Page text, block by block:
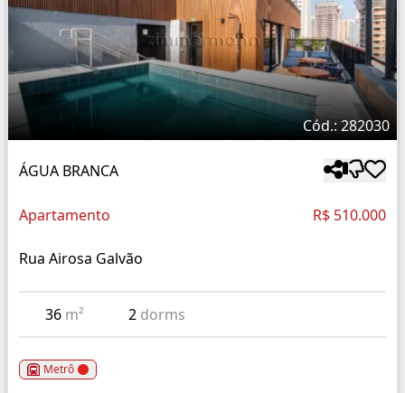
Cód.: 282030
ÁGUA BRANCA
Apartamento R$ 510.000
Rua Airosa Galvão
36 m² 2 dorms
Metrô